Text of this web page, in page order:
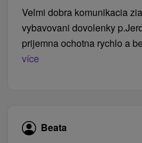
Velmi dobra komunikacia
vybavovani dovolenky
prijemna ochotna rychlo a
více
Beata